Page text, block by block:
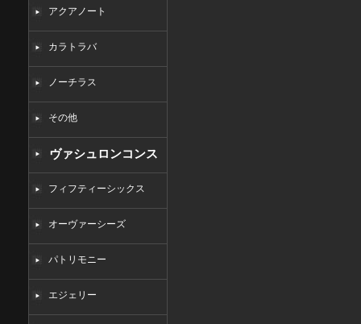
コピーアクアノート
カラトラバ
ノーチラス
その他
ヴァシュロンコンス
タンタンコピー
フィフティーシックス
オーヴァーシーズ
パトリモニー
エジェリー